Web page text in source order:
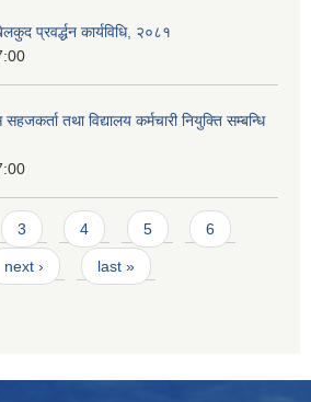
प्रवर्द्धन कार्यविधि, २०८१
तथा विद्यालय कर्मचारी नियुक्ति सम्बन्धि
3 4 5 6
next › last »